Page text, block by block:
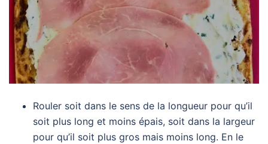
Rouler soit dans le sens de la longueur pour qu’il
soit plus long et moins épais, soit dans la largeur
pour qu’il soit plus gros mais moins long. En le